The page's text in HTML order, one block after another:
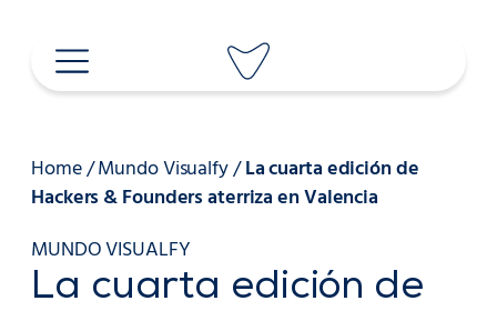
contenido
Home/Mundo Visualfy/La cuarta edición de
Hackers & Founders aterriza en Valencia
MUNDO VISUALFY
La cuarta edición de